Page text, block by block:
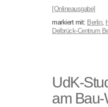
[Onlineausgabe]
markiert mit: Berlin,
Delbrück-Centrum
UdK-
am Bau-